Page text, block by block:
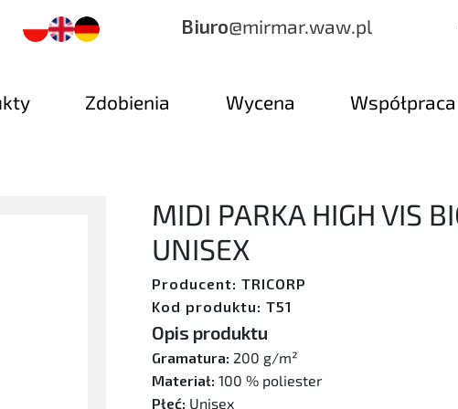
Biuro@mirmar.waw.pl
Zdobienia Wycena Współpraca
MIDI PARKA HIGH VIS
UNISEX
Producent: TRICORP
Kod produktu: T51
Opis produktu
Gramatura: 200 g/m²
Materiał:100 % poliester
Płeć: Unisex